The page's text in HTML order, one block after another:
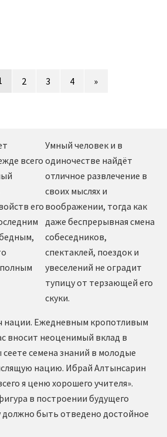
2 3 4 »
всего
его
Умный человек и в
одиночестве найдёт
отличное развлечение в
своих мыслях и
воображении, тогда как
даже беспрерывная смена
собеседников,
спектаклей, поездок и
увеселений не оградит
тупицу от терзающей его
скуки.
нации. Ежедневным кропотливым
вносит неоценимый вклад в
семена знаний в молодые
нацию. Ибрай Алтынсарин
я ценю хорошего учителя».
в построении будущего
должно быть отведено достойное